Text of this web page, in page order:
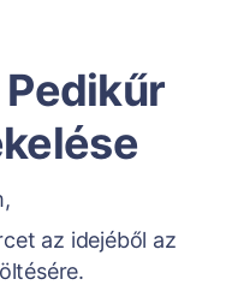
az idejéből az